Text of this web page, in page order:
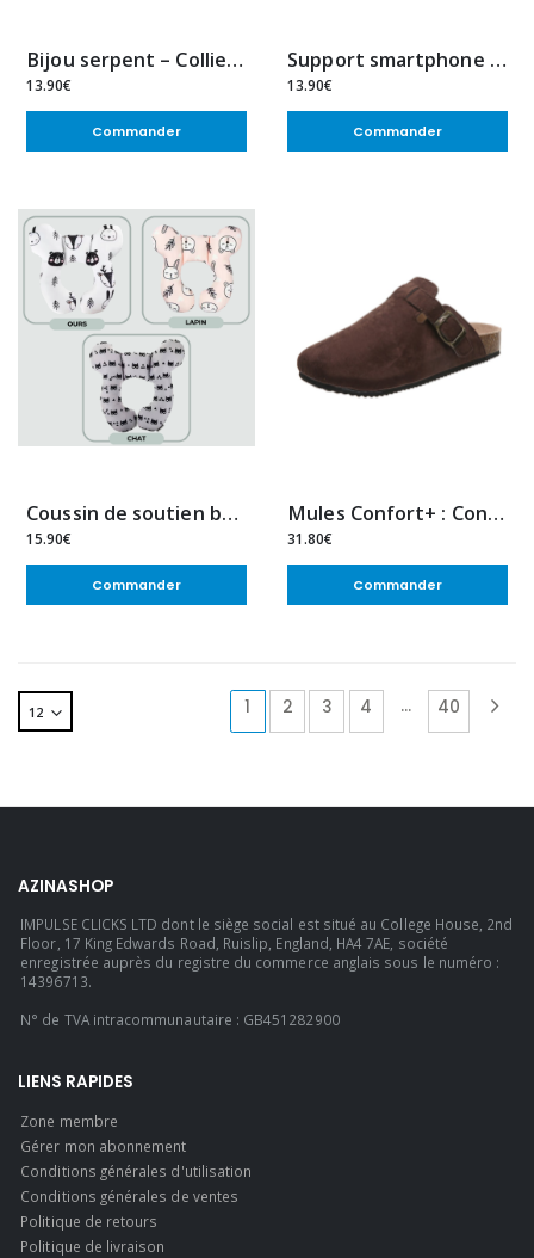
Bijou serpent – Collier & bracelet modulable
13.90€
Commander
Support smartphone design – Mini chaise décorative
13.90€
Commander
Coussin de soutien bébé – Confort & sécurité au quotidien
15.90€
Commander
Mules Confort+ : Confort et style au quotidien
31.80€
Commander
1 2 3 4 … 40
AZINASHOP
IMPULSE CLICKS LTD dont le siège social est situé au College House, 2nd
Floor, 17 King Edwards Road, Ruislip, England, HA4 7AE, société
enregistrée auprès du registre du commerce anglais sous le numéro :
14396713.
N° de TVA intracommunautaire : GB451282900
LIENS RAPIDES
Zone membre
Gérer mon abonnement
Conditions générales d'utilisation
Conditions générales de ventes
Politique de retours
Politique de livraison